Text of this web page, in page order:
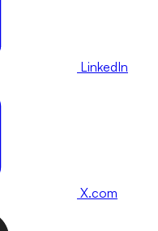
LinkedIn
X.com